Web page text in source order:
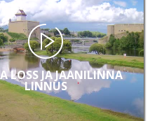
LOSS JA JAANILINNA
LINNUS